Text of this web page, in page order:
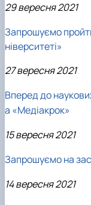
29 вересня 2021
Запрошуємо
ніверситеті»
27 вересня 2021
Вперед до
а «Медіакрок»
15 вересня 2021
Запрошуємо на
14 вересня 2021